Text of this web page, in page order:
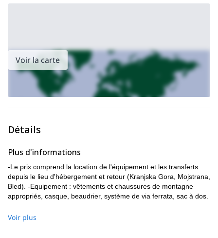
Voir la carte
Détails
Plus d'informations
-Le prix comprend la location de l'équipement et les transferts
depuis le lieu d'hébergement et retour (Kranjska Gora, Mojstrana,
Bled). -Equipement : vêtements et chaussures de montagne
appropriés, casque, beaudrier, système de via ferrata, sac à dos.
Voir plus